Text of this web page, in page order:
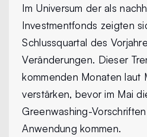
Im Universum der als
Investmentfonds zeigten
Schlussquartal des
Veränderungen. Dieser
kommenden Monaten laut
verstärken, bevor im Mai
Greenwashing-
Anwendung kommen.